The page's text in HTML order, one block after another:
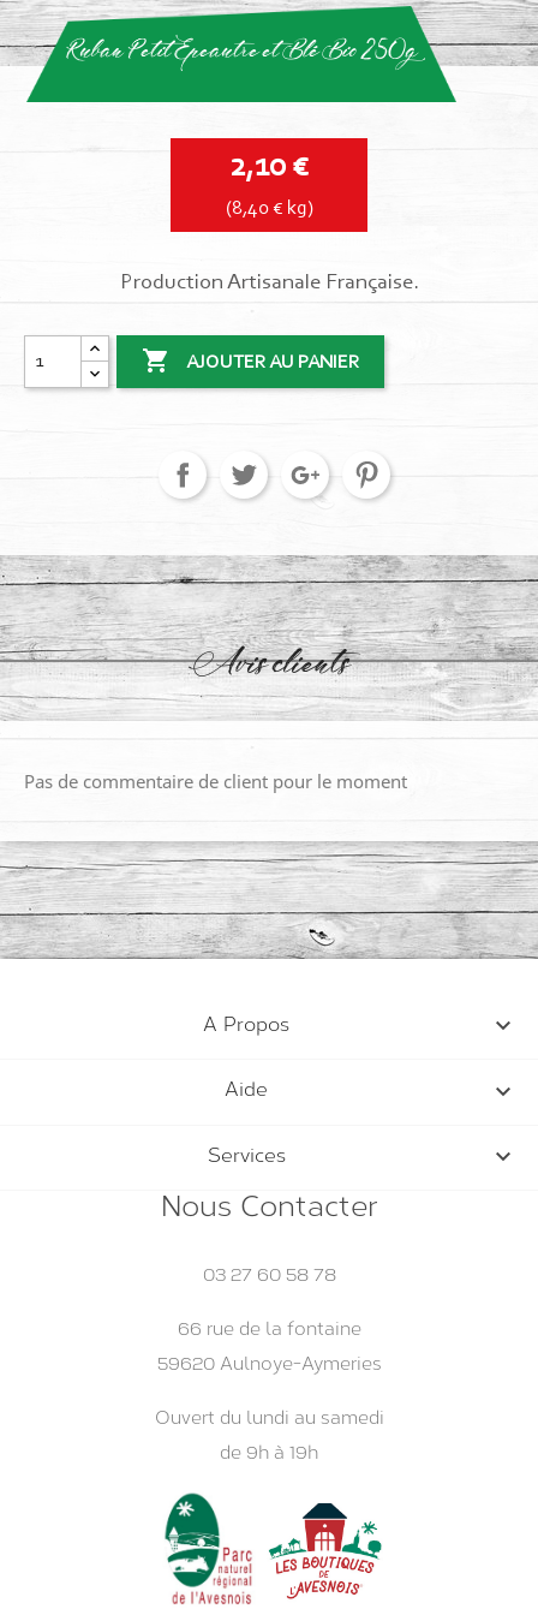
Ruban Petit Epeautre et Blé Bio 250g
2,10 €
(8,40 € kg)
Production Artisanale Française.
 AJOUTER AU PANIER
Avis clients
Pas de commentaire de client pour le moment
A Propos 
Aide 
Services 
Nous Contacter
03 27 60 58 78
66 rue de la fontaine
59620 Aulnoye-Aymeries
Ouvert du lundi au samedi
de 9h à 19h